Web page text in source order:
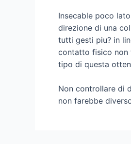
Insecable poco
direzione di una
tutti gesti piu? in
contatto fisico non
tipo di questa
Non controllare di
non farebbe